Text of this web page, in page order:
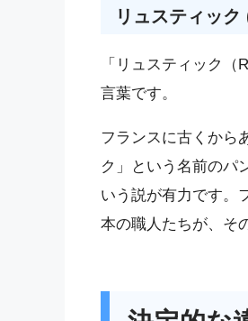
リュスティッ
「リュスティック
言葉です。
フランスに古くから
ク」という名前のパ
いう説が有力です。
本の職人たちが、そ